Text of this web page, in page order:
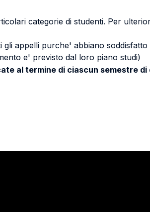
categorie di studenti. Per
gli appelli purche' abbiano
e' previsto dal loro piano studi)
al termine di ciascun semestre